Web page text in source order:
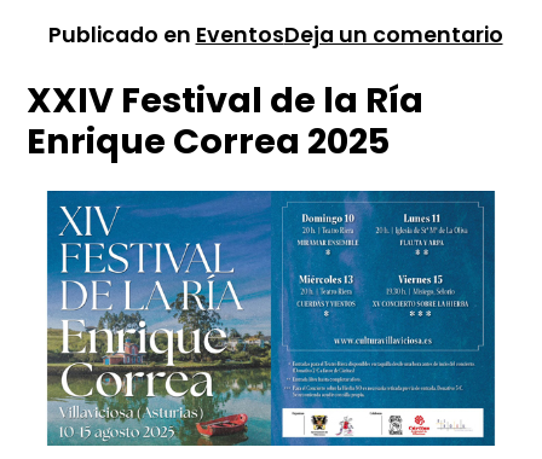
Publicado en EventosDeja un comentarioen
XXIV Festival de la Ría
Enrique Correa 2025